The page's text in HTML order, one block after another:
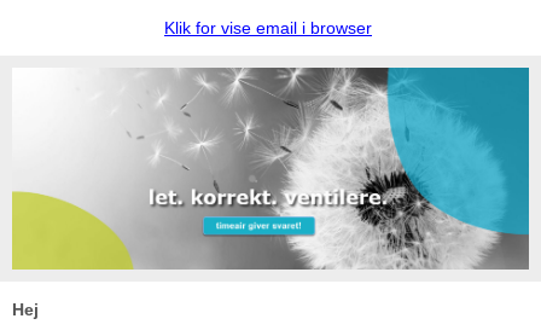
Klik for vise email i browser
Hej